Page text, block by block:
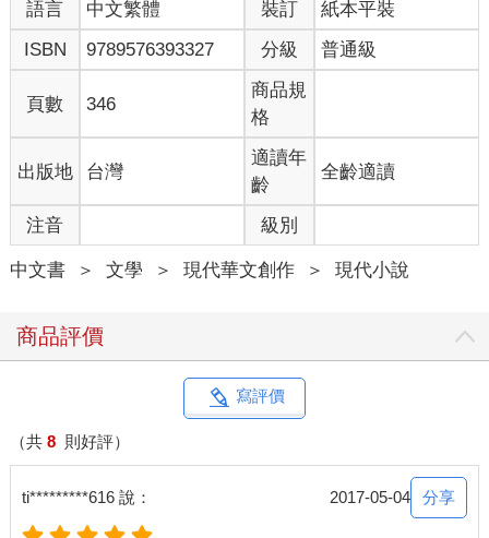
語言 中文繁體 裝訂
紙本平裝
ISBN
9789576393327 分級 普通級
頁數 346
商品規
格
出版地 台灣
適讀年
齡
全齡適讀
注音 級別
中文書 ＞ 文學 ＞ 現代華文創作 ＞ 現代小說
商品評價
寫評價
（共 8 則好評）
ti*********616 說： 2017-05-04 分享